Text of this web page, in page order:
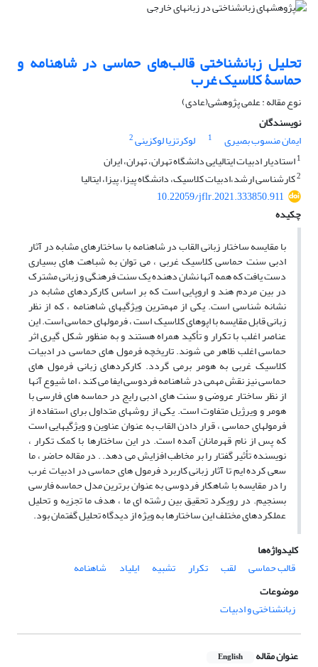
تحلیل زبانشناختی قالب‌های حماسی در شاهنامه و
حماسۀ کلاسیک غرب
نوع مقاله : علمی پژوهشی(عادی)
نویسندگان
ایمان منسوب بصیری
1 لوکرتزیا لوکزینی2
1استادیار ادبیات ایتالیایی دانشگاه تهران، تهران، ایران
2کارشناسی ارشد،ادبیات کلاسیک، دانشگاه پیزا، پیزا، ایتالیا
10.22059/jflr.2021.333850.911
چکیده
با مقایسه ساختار زبانی القاب در شاهنامه با ساختارهای مشابه در آثار
ادبی سنت حماسی کلاسیک غربی ، می توان به شباهت های بسیاری
دست یافت که همه آنها نشان دهنده یک سنت فرهنگی و زبانی مشترک
در بین مردم هند و اروپایی است که بر اساس کارکردهای مشابه در
نشانه شناسی است. یکی از مهمترین ویژگیهای شاهنامه ، که از نظر
زبانی قابل مقایسه با اپوهای کلاسیک است ، فرمولهای حماسی است. این
عناصر اغلب با تکرار و تأکید همراه هستند و به منظور شکل گیری اثر
حماسی اغلب ظاهر می شوند. تاریخچه فرمول های حماسی در ادبیات
کلاسیک غربی به هومر برمی گردد. کارکردهای زبانی فرمول های
حماسی نیز نقش مهمی در شاهنامه فردوسی ایفا می کند ، اما شیوع آنها
از نظر ساختار عروضی و سنت های ادبی رایج در حماسه های فارسی با
هومر و ویرژیل متفاوت است. یکی از روشهای متداول برای استفاده از
فرمولهای حماسی ، قرار دادن القاب به عنوان عناوین و ویژگیهایی است
که پس از نام قهرمانان آمده است. در این ساختارها با کمک تکرار ،
نویسنده تأثیر گفتار را بر مخاطب افزایش می دهد. . در مقاله حاضر ، ما
سعی کرده ایم تا آثار زبانی کاربرد فرمول های حماسی در ادبیات غرب
را در مقایسه با شاهکار فردوسی به عنوان برترین مدل حماسه فارسی
بسنجیم. در رویکرد تحقیق بین رشته ای ما ، هدف ما تجزیه و تحلیل
عملکردهای مختلف این ساختارها به ویژه از دیدگاه تحلیل گفتمان بود.
کلیدواژه‌ها
قالب حماسی
لقب تکرار تشبیه ایلیاد
شاهنامه
موضوعات
زبانشناختی و ادبیات
عنوان مقاله English